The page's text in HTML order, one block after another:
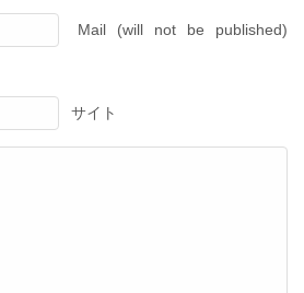
Mail (will not be published)
サイト